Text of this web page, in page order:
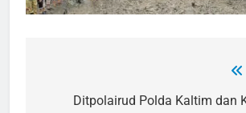
Ditpolairud Polda Kaltim dan